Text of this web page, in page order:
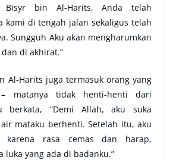
Bisyr bin Al-Harits, Anda telah
kami di tengah jalan sekaligus telah
Sungguh Aku akan mengharumkan
di akhirat.”
Al-Harits juga termasuk orang yang
matanya tidak henti-henti dari
berkata, “Demi Allah, aku suka
mataku berhenti. Setelah itu, aku
karena rasa cemas dan harap,
luka yang ada di badanku.”